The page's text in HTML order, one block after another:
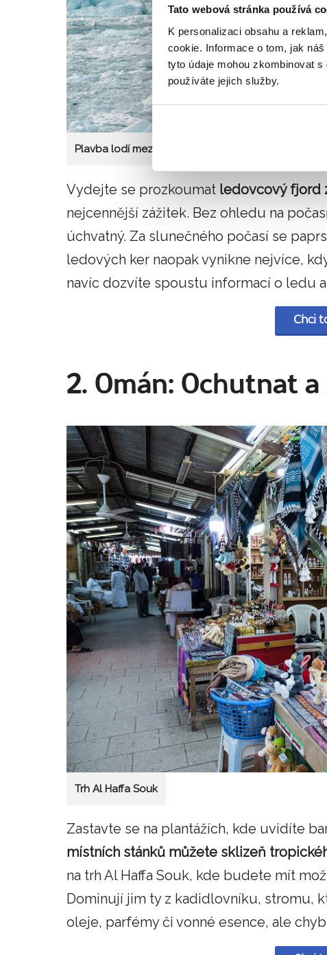
Tato webová stránka používá
K personalizaci obsahu a
cookie. Informace o tom, jak
tyto údaje mohou zkombinovat
používáte jejich služby.
Plavba lodí mezi krami
Vydejte se prozkoumat ledovcový fjord
nejcennější zážitek. Bez ohledu na
úchvatný. Za slunečného počasí se
ledových ker naopak vynikne nejvíce,
navíc dozvíte spoustu informací o ledu
Chci
2. Omán: Ochutnat
Trh Al Haffa Souk
Zastavte se na plantážích, kde uvidíte
místních stánků můžete sklizeň
na trh Al Haffa Souk, kde budete mít
Dominují jim ty z kadidlovníku, stromu,
oleje, parfémy či vonné esence, ale